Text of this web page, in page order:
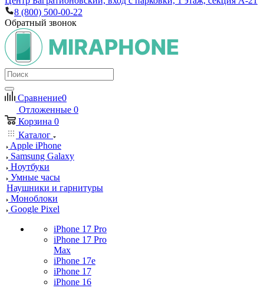
8 (800) 500-00-22
Обратный звонок
Сравнение0
Отложенные 0
Корзина 0
Каталог
Apple iPhone
Samsung Galaxy
Ноутбуки
Умные часы
Наушники и гарнитуры
Моноблоки
Google Pixel
iPhone 17 Pro
iPhone 17 Pro
Max
iPhone 17e
iPhone 17
iPhone 16